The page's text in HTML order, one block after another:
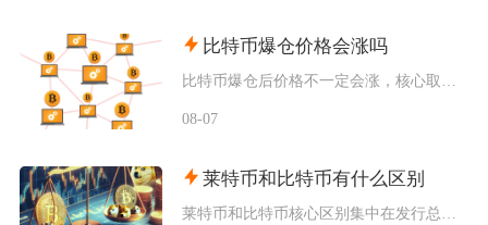
比特币爆仓价格会涨吗
08-07
莱特币和比特币有什么区别